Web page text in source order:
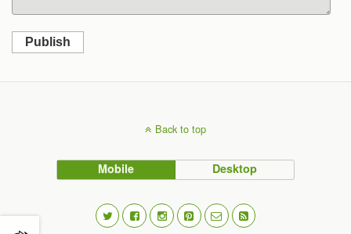
Publish
Back to top
Mobile Desktop